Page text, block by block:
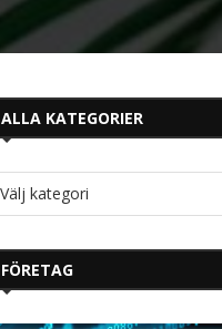
ALLA KATEGORIER
FÖRETAG